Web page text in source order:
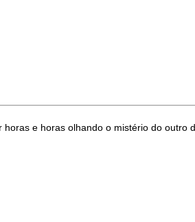
e horas olhando o mistério do outro